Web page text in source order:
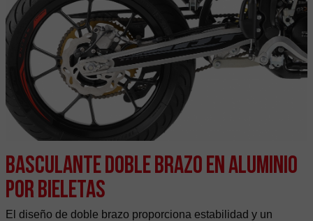
Basculante doble brazo en aluminio
por bieletas
El diseño de doble brazo proporciona estabilidad y un